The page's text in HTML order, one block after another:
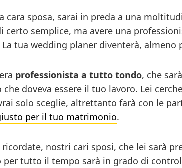
cara sposa, sarai in preda a una
certo semplice, ma avere una
tua wedding planer diventerà,
professionista a tutto tondo, che
che doveva essere il tuo lavoro. Lei
solo sceglie, altrettanto farà con le
per il tuo matrimonio.
nostri cari sposi, che lei sarà
per tutto il tempo sarà in grado di